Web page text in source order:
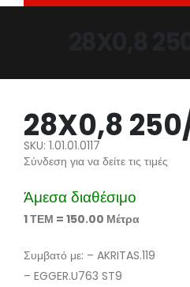
28X0,8
SKU: 1.01.01.0117
Σύνδεση για να δείτε τις τιμές
Άμεσα διαθέσιμο
1 ΤΕΜ = 150.00 Μέτρα
Συμβατό με: – AKRITAS.119
– EGGER.U763 ST9